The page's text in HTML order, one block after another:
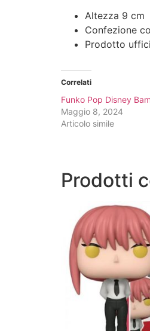
Altezza 9 cm
Confezione
Prodotto
Correlati
Funko Pop Disney
Maggio 8, 2024
Articolo simile
Prodotti